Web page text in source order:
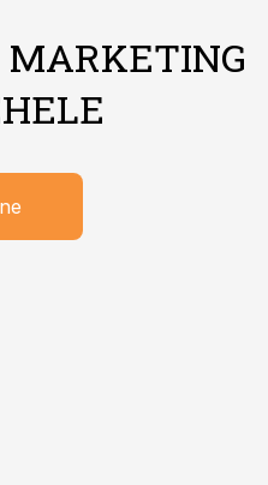
MARKETING